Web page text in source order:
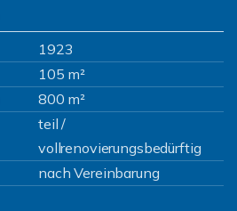
1923
105 m²
800 m²
teil /
vollrenovierungsbedürftig
nach Vereinbarung